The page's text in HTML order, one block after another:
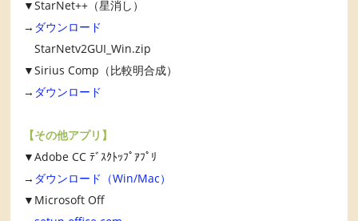
▼StarNet++（星消し）
→ ダウンロード
StarNetv2GUI_Win.zip
▼Sirius Comp（比較明合成）
→ ダウンロード
【その他アプリ】
▼Adobe CC ﾃﾞｽｸﾄｯﾌﾟｱﾌﾟﾘ
→ ダウンロード（Win/Mac）
▼Microsoft Off